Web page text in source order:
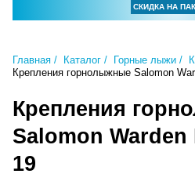
СКИДКА НА
Главная Каталог Горные лыжи
Крепления горнолыжные Salomon
Крепления
Salomon Warden
19